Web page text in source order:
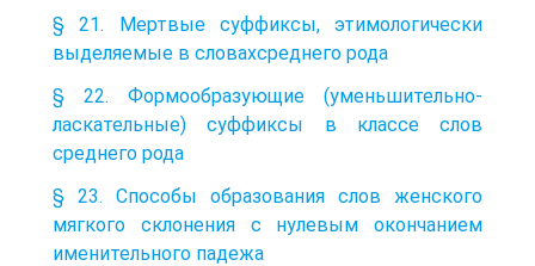
§ 21. Мертвые суффиксы, этимологически
выделяемые в словахсреднего рода
§ 22. Формообразующие (уменьшительно-
ласкательные) суффиксы в классе слов
среднего рода
§ 23. Способы образования слов женского
мягкого склонения с нулевым окончанием
именительного падежа